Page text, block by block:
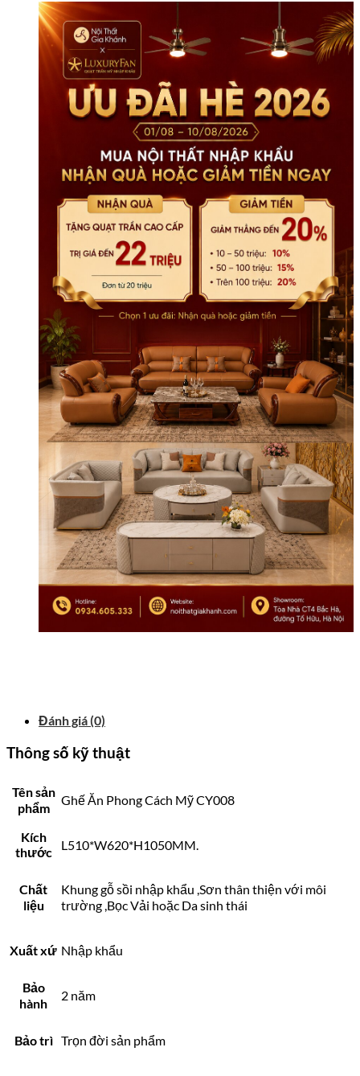
Đánh giá (0)
Thông số kỹ thuật
Tên sản
phẩm
Ghế Ăn Phong Cách Mỹ CY008
Kích
thước
L510*W620*H1050MM.
Chất
liệu
Khung gỗ sồi nhập khẩu ,Sơn thân thiện với môi
trường ,Bọc Vải hoặc Da sinh thái
Xuất xứ Nhập khẩu
Bảo
hành
2 năm
Bảo trì Trọn đời sản phẩm